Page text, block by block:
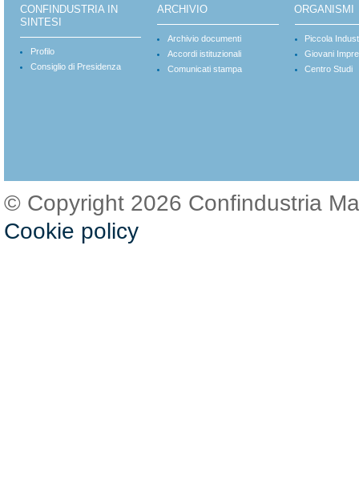
CONFINDUSTRIA IN
SINTESI
Profilo
Consiglio di Presidenza
ARCHIVIO
Archivio documenti
Accordi istituzionali
Comunicati stampa
ORGANISMI
Piccola
Giovani
Centro Studi
© Copyright 2026 Confindustria
Cookie policy